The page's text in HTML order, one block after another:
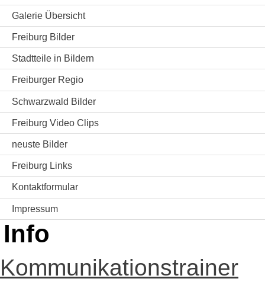
Galerie Übersicht
Freiburg Bilder
Stadtteile in Bildern
Freiburger Regio
Schwarzwald Bilder
Freiburg Video Clips
neuste Bilder
Freiburg Links
Kontaktformular
Impressum
Info
Kommunikationstrainer